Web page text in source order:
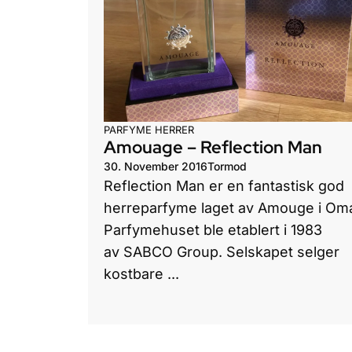
PARFYME HERRER
Amouage – Reflection Man
30. November 2016Tormod
Reflection Man er en fantastisk god
herreparfyme laget av Amouge i
Parfymehuset ble etablert i 1983
av SABCO Group. Selskapet selger
kostbare ...